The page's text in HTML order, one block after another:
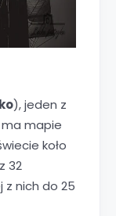
), jeden z
ma mapie
koło
32
z nich do 25